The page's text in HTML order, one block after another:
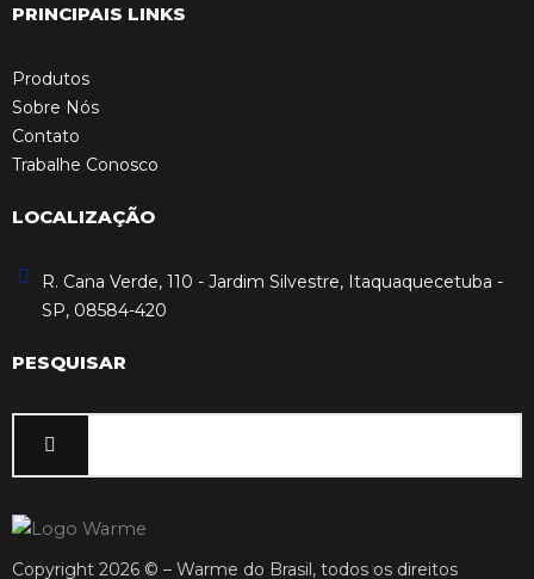
PRINCIPAIS LINKS
Produtos
Sobre Nós
Contato
Trabalhe Conosco
LOCALIZAÇÃO
R. Cana Verde, 110 - Jardim Silvestre, Itaquaquecetuba -
SP, 08584-420
PESQUISAR
Copyright 2026 © – Warme do Brasil, todos os direitos